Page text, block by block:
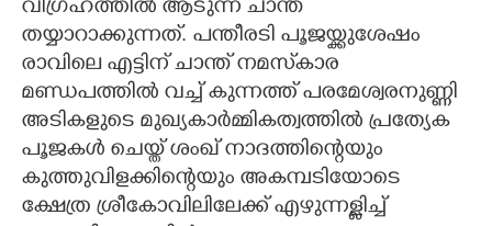
CONTACT US
വിഗ്രഹത്തിൽ ആടുന്ന ചാന്ത്
തയ്യാറാക്കുന്നത്. പന്തീരടി പൂജയ്ക്കുശേഷം
രാവിലെ എട്ടിന് ചാന്ത് നമസ്‌കാര
മണ്ഡപത്തിൽ വച്ച് കുന്നത്ത് പരമേശ്വരനുണ്ണി
അടികളുടെ മുഖ്യകാർമ്മികത്വത്തിൽ പ്രത്യേക
പൂജകൾ ചെയ്ത് ശംഖ് നാദത്തിന്റെയും
കുത്തുവിളക്കിന്റെയും അകമ്പടിയോടെ
ക്ഷേത്ര ശ്രീകോവിലിലേക്ക് എഴുന്നള്ളിച്ച്